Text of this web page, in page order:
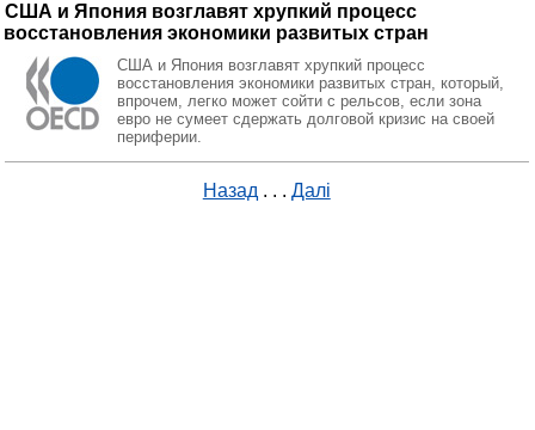
США и Япония возглавят хрупкий процесс
восстановления экономики развитых стран
США и Япония возглавят хрупкий процесс
восстановления экономики развитых стран, который,
впрочем, легко может сойти с рельсов, если зона
евро не сумеет сдержать долговой кризис на своей
периферии.
Назад . . . Далі